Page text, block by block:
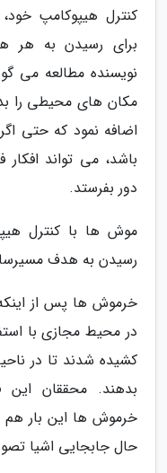
کنترل هیپوکامپ
برای رسیدن به هر
نویسنده مطالعه می
مکان های محیطی را
اضافه نمود که حتی
باشد، می تواند
دور بفرستد.
موش ها با کنترل
رسیدن به هدف
خرموش ها پس از
در محیط مجازی با
کشیده شدند تا در
بدهند. محققان این
خرموش ها این بار
حال جابجایی اشیا